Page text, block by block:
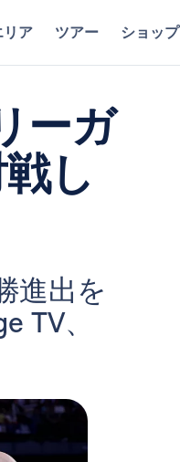
リア ツアー ショップ
ーガ
し
進出を
TV、